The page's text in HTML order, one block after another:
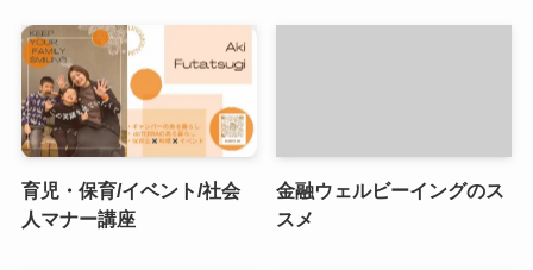
育児・保育/イベント/社会
人マナー講座
金融ウェルビーイングのス
スメ